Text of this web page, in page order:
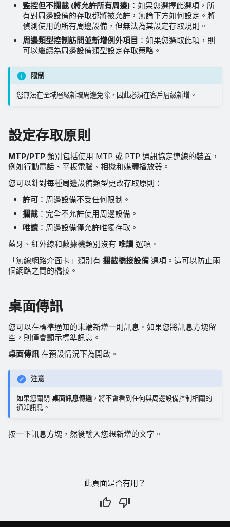
監控但不攔截 (將允許所有周邊) ：如果您選擇此選項，所
有對周邊設備的存取都將被允許，無論下方如何設定。將
偵測使用的所有周邊設備，但無法為其設定存取規則。
周邊類型控制訪問並新增例外項目 ：如果您選取此項，則
可以繼續為周邊設備類型設定存取策略。
限制
您無法在全域層級新增周邊免除，因此必須在客戶層級新增。
設定存取原則
MTP/PTP 類別包括使用 MTP 或 PTP 通訊協定連線的裝置，
例如行動電話、平板電腦、相機和媒體播放器。
您可以針對每種周邊設備類型更改存取原則：
許可 ：周邊設備不受任何限制。
攔截 ：完全不允許使用周邊設備。
唯讀 ：周邊設備僅允許唯獨存取。
藍牙、紅外線和數據機類別沒有 唯讀 選項。
「無線網路介面卡」類別有 攔截橋接設備 選項。這可以防止兩
個網路之間的橋接。
桌面傳訊
您可以在標準通知的末端新增一則訊息。如果您將訊息方塊留
空，則僅會顯示標準訊息。
桌面傳訊 在預設情況下為開啟。
注意
如果您關閉 桌面訊息傳遞，將不會看到任何與周邊設備控制相關的
通知訊息。
按一下訊息方塊，然後輸入您想新增的文字。
此頁面是否有用？